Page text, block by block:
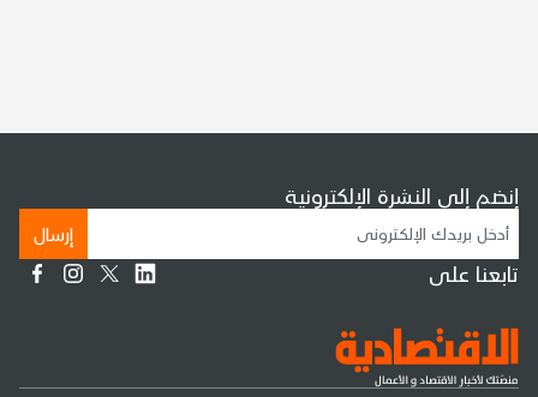
إنضم إلى النشرة الإلكترونية
إرسال
تابعنا على